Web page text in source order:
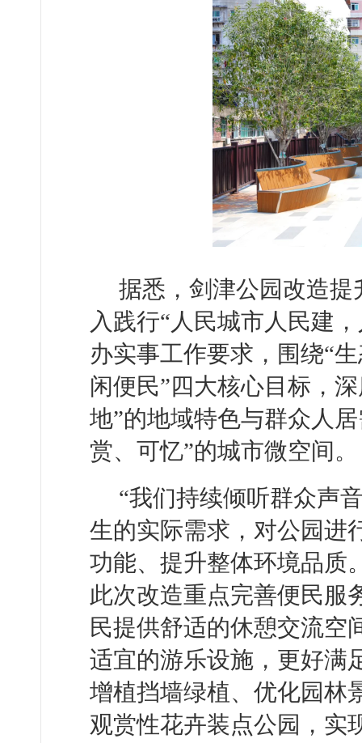
据悉，剑津公园改造
入践行“人民城市人民建
办实事工作要求，围绕“
闲便民”四大核心目标，
地”的地域特色与群众人
赏、可忆”的城市微空间。
“我们持续倾听群众声
生的实际需求，对公园进
功能、提升整体环境品质
此次改造重点完善便民服
民提供舒适的休憩交流空
适宜的游乐设施，更好满
增植挡墙绿植、优化园林
观赏性花卉装点公园，实